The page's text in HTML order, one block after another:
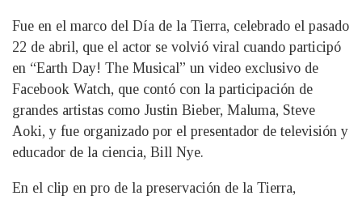
Fue en el marco del Día de la Tierra, celebrado el pasado
22 de abril, que el actor se volvió viral cuando participó
en “Earth Day! The Musical” un video exclusivo de
Facebook Watch, que contó con la participación de
grandes artistas como Justin Bieber, Maluma, Steve
Aoki, y fue organizado por el presentador de televisión y
educador de la ciencia, Bill Nye.
En el clip en pro de la preservación de la Tierra,